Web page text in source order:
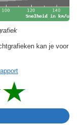
kan je voor